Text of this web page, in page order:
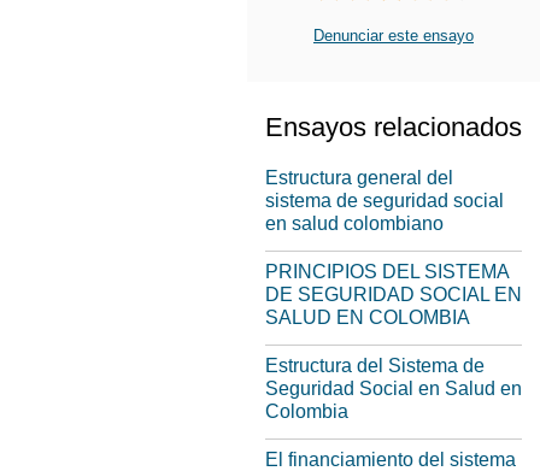
Denunciar este ensayo
Ensayos relacionados
Estructura general del
sistema de seguridad social
en salud colombiano
PRINCIPIOS DEL SISTEMA
DE SEGURIDAD SOCIAL EN
SALUD EN COLOMBIA
Estructura del Sistema de
Seguridad Social en Salud en
Colombia
El financiamiento del sistema